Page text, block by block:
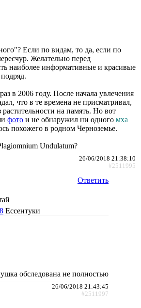
Если по видам, то да, если по
Желательно перед
наиболее информативные и красивые
в 2006 году. После начала увлечения
что в те времена не присматривал,
на память. Но вот
фото и не обнаружил ни одного мха
похожего в родном Черноземье.
Undulatum?
26/06/2018 21:38:10
#2511995
Ответить
Ессентуки
обследована не полностью
26/06/2018 21:43:45
#2511997